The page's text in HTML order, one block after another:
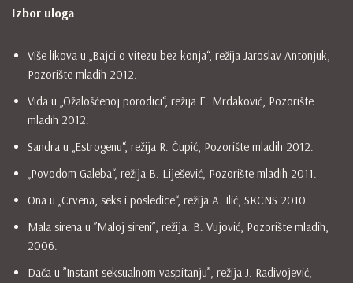
Izbor uloga
Više likova u „Bajci o vitezu bez konja“, režija Jaroslav Antonjuk,
Pozorište mladih 2012.
Vida u „Ožalošćenoj porodici“, režija E. Mrdaković, Pozorište
mladih 2012.
Sandra u „Estrogenu“, režija R. Čupić, Pozorište mladih 2012.
„Povodom Galeba“, režija B. Liješević, Pozorište mladih 2011.
Ona u „Crvena, seks i posledice“, režija A. Ilić, SKCNS 2010.
Mala sirena u ”Maloj sireni”, režija: B. Vujović, Pozorište mladih,
2006.
Dača u ”Instant seksualnom vaspitanju”, režija J. Radivojević,